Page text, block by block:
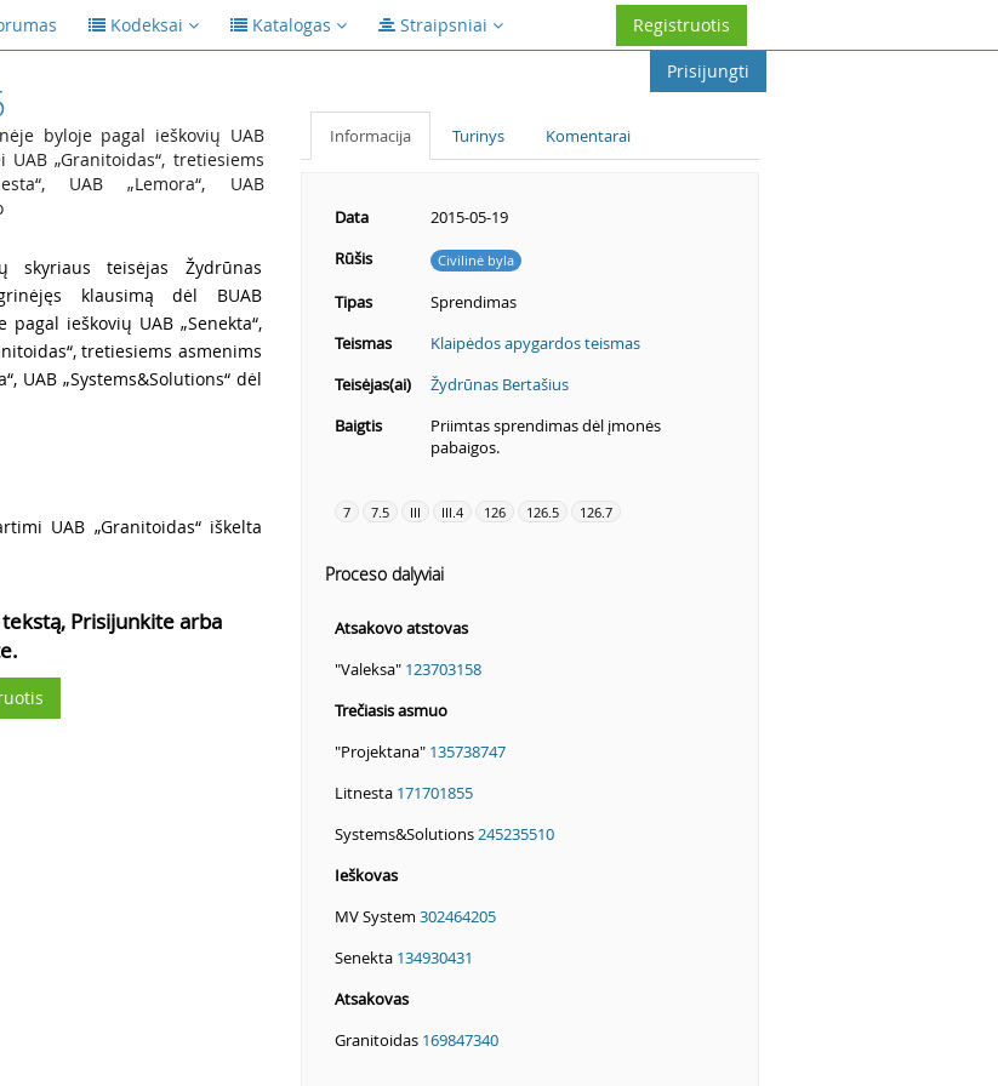
Kodeksai Katalogas Straipsniai
Registruotis
Prisijungti
byloje pagal ieškovių UAB
UAB „Granitoidas“, tretiesiems
UAB „Lemora“, UAB
skyriaus teisėjas Žydrūnas
klausimą dėl BUAB
ieškovių UAB „Senekta“,
tretiesiems asmenims
UAB „Systems&Solutions“ dėl
UAB „Granitoidas“ iškelta
Prisijunkite arba
Informacija Turinys Komentarai
Data
2015-05-19
Rūšis
Civilinė byla
Tipas
Sprendimas
Teismas
Klaipėdos apygardos teismas
Teisėjas(ai)
Žydrūnas Bertašius
Baigtis
Priimtas sprendimas dėl įmonės
pabaigos.
7 7.5 III III.4 126 126.5 126.7
Proceso dalyviai
Atsakovo atstovas
"Valeksa" 123703158
Trečiasis asmuo
"Projektana" 135738747
Litnesta 171701855
Systems&Solutions 245235510
Ieškovas
MV System 302464205
Senekta 134930431
Atsakovas
Granitoidas 169847340